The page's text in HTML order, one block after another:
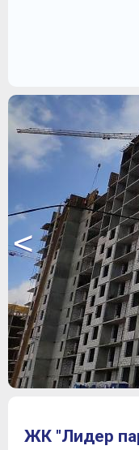
<
3
ЖК "Лидер